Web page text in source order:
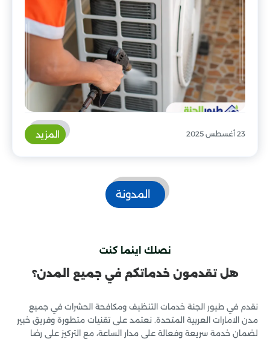
23 أغسطس 2025 المزيد
المدونة
نصلك اينما كنت
هل تقدمون خدماتكم في جميع المدن؟
نقدم في طيور الجنة خدمات التنظيف ومكافحة الحشرات في جميع
مدن الامارات العربية المتحدة. نعتمد على تقنيات متطورة وفريق خبير
لضمان خدمة سريعة وفعالة على مدار الساعة، مع التركيز على رضا